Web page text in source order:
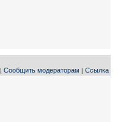
| Сообщить модераторам | Ссылка